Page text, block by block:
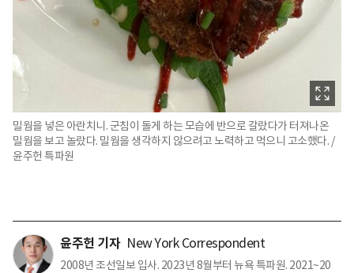
밀웜을 넣은 아란치니. 군침이 돌게 하는 모습에 반으로 갈랐다가 터져나온
밀웜을 보고 놀랐다. 밀웜을 생각하지 않으려고 노력하고 먹으니 고소했다. /
윤주헌 특파원
윤주헌 기자 New York Correspondent
2008년 조선일보 입사. 2023년 8월부터 뉴욕 특파원. 2021~20